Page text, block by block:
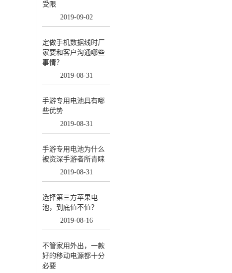
受限
2019-09-02
定做手机数据线时厂
家要和客户沟通哪些
事情？
2019-08-31
手游专用电池具有哪
些优势
2019-08-31
手游专用电池为什么
被资深手游者所青睐
2019-08-31
选择第三方苹果电
池，到底值不值？
2019-08-16
不管家用外出，一款
好的移动电源都十分
必要